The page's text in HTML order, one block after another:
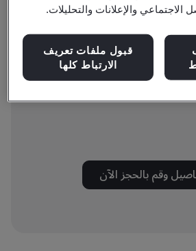
وقم بالحجز الآن
والإعلانات والتحليلات.
قبول ملفات تعريف
الارتباط كلها